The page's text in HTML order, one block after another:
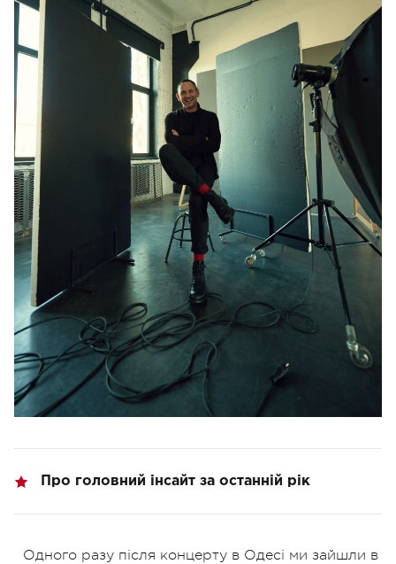
Про головний інсайт за останній рік
Одного разу після концерту в Одесі ми зайшли в